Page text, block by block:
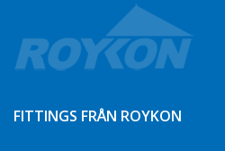
FITTINGS FRÅN ROYKON